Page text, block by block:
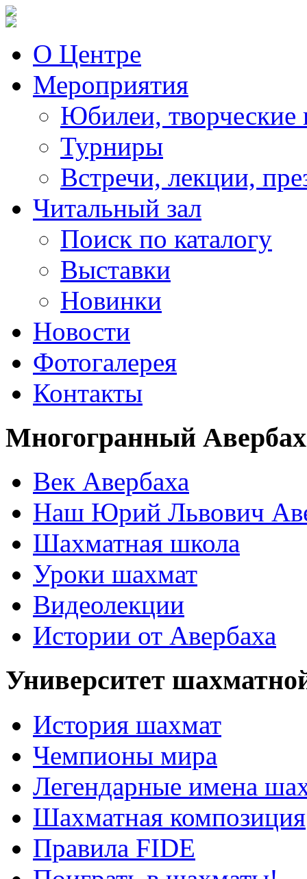
О Центре
Мероприятия
Юбилеи, творческие
Турниры
Встречи, лекции,
Читальный зал
Поиск по каталогу
Выставки
Новинки
Новости
Фотогалерея
Контакты
Многогранный Авербах
Век Авербаха
Наш Юрий Львович
Шахматная школа
Уроки шахмат
Видеолекции
Истории от Авербаха
Университет
История шахмат
Чемпионы мира
Легендарные имена
Шахматная композиция
Правила FIDE